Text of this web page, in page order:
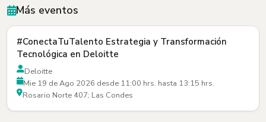
Más eventos
#ConectaTuTalento Estrategia y Transformación
Tecnológica en Deloitte
Deloitte
Mie 19 de Ago 2026 desde 11:00 hrs. hasta 13:15 hrs.
Rosario Norte 407; Las Condes